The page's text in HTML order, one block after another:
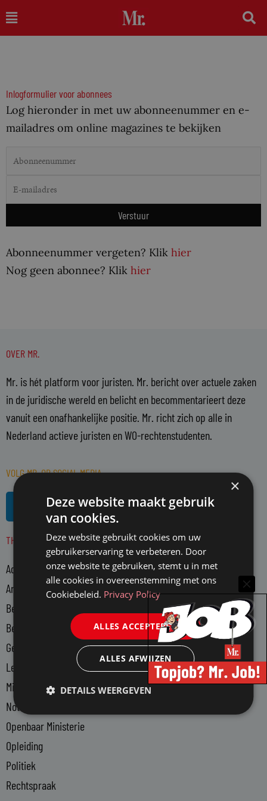
naar
Main
Menu
Inlogformulier voor abonnees
Log hieronder in met uw abonneenummer en e-
mailadres om online magazines te bekijken
Abonneenummer vergeten? Klik hier
Nog geen abonnee? Klik hier
OVER MR.
Mr. is hét platform voor juristen. Mr. bericht over actuele zaken
in de juridische wereld en belicht en becommentarieert deze
vanuit een onafhankelijke positie. Mr. richt zich op alle in
Nederland actieve juristen en WO-rechtenstudenten.
VOLG MR. OP SOCIAL MEDIA
R
s
s
THEMA'S
Advocatuur
Arbeidsmarkt
Bedrijfsjuristen
Bedrijfsvoering
Gerechtsdeurwaarders
Legal Tech
Ministerie van Justitie en Veiligheid
Notariaat
Openbaar Ministerie
Opleiding
Politiek
Rechtspraak
×
Deze website maakt gebruik
van cookies.
Deze website gebruikt cookies om uw
gebruikerservaring te verbeteren. Door
onze website te gebruiken, stemt u in met
alle cookies in overeenstemming met ons
Cookiebeleid. Privacy Policy
ALLES ACCEPTEREN
ALLES AFWIJZEN
DETAILS WEERGEVEN